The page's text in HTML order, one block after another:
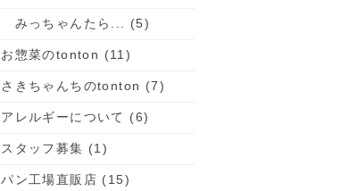
みっちゃんたら... (5)
お惣菜のtonton (11)
さきちゃんちのtonton (7)
アレルギーについて (6)
スタッフ募集 (1)
パン工場直販店 (15)